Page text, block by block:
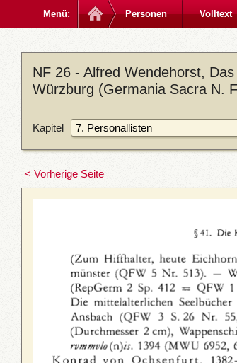
Menü: Personen Volltext
NF 26 - Alfred Wendehorst,
Würzburg (Germania Sacra N.
Kapitel
< Vorherige Seite